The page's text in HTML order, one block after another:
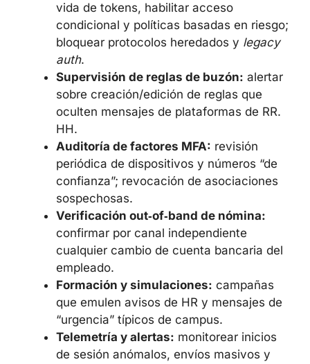
vida de tokens, habilitar acceso
condicional y políticas basadas en riesgo;
bloquear protocolos heredados y legacy
auth.
Supervisión de reglas de buzón: alertar
sobre creación/edición de reglas que
oculten mensajes de plataformas de RR.
HH.
Auditoría de factores MFA: revisión
periódica de dispositivos y números “de
confianza”; revocación de asociaciones
sospechosas.
Verificación out‑of‑band de nómina:
confirmar por canal independiente
cualquier cambio de cuenta bancaria del
empleado.
Formación y simulaciones: campañas
que emulen avisos de HR y mensajes de
“urgencia” típicos de campus.
Telemetría y alertas: monitorear inicios
de sesión anómalos, envíos masivos y